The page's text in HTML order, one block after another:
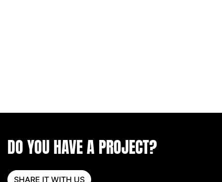
DO YOU HAVE A PROJECT?
SHARE IT WITH US